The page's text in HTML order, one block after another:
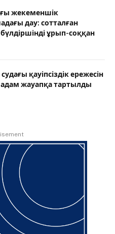
жекеменшік
дау: сотталған
ұрып-соққан
қауіпсіздік ережесін
адам жауапқа тартылды